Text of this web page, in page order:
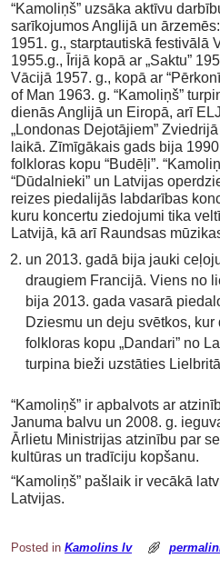
“Kamoliņš” uzsāka aktīvu
sarīkojumos Anglijā un
1951. g., starptautiskā festivālā
1955.g., Īrijā kopā ar „Saktu”
Vācijā 1957. g., kopā ar
of Man 1963. g. “Kamoliņš”
dienās Anglijā un Eiropā, arī
„Londonas Dejotājiem”
laikā. Zīmīgākais gads bija
folkloras kopu “Budēļi”.
“Dūdalnieki” un Latvijas
reizes piedalijās labdarības
kuru koncertu ziedojumi tika
Latvijā, kā arī Raundsas
un 2013. gadā bija jauki
draugiem Francijā. Viens no
bija 2013. gada vasarā
Dziesmu un deju svētkos,
folkloras kopu „Dandari” no
turpina bieži uzstāties
“Kamoliņš” ir apbalvots ar
Januma balvu un 2008. g.
Ārlietu Ministrijas atzinību par
kultūras un tradīciju kopšanu.
“Kamoliņš” pašlaik ir vecākā
Latvijas.
Posted in Kamolins lv